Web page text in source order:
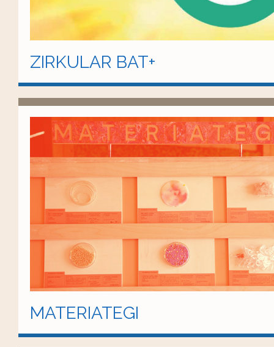
ZIRKULAR BAT+
MATERIATEGI